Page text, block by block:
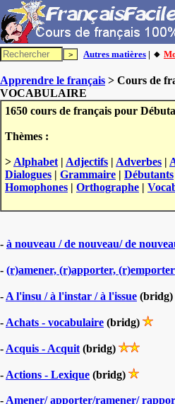
Autres matières | 🔸
Apprendre le français > Cours de
VOCABULAIRE
1650 cours de français pour
Thèmes :
> Alphabet | Adjectifs | Adverbes |
Dialogues | Grammaire | Débutants
Homophones | Orthographe |
- à nouveau / de nouveau/ de
- (r)amener, (r)apporter, (r)emporter
- A l'insu / à l'instar / à l'issue (bridg)
- Achats - vocabulaire (bridg)
- Acquis - Acquit (bridg)
- Actions - Lexique (bridg)
- Amener/ apporter/ramener/